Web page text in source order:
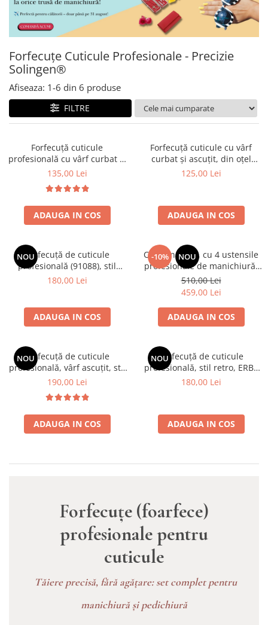
Forfecuțe Cuticule Profesionale - Precizie
Solingen®
Afiseaza: 1-6 din 6 produse
FILTRE
Forfecuță cuticule
profesională cu vârf curbat și
ascuțit, oțel inoxidabil
135,00 Lei
ADAUGA IN COS
Forfecuță cuticule cu vârf
curbat și ascuțit, din oțel
nichelat, Erbe Solingen
125,00 Lei
ADAUGA IN COS
NOUForfecuță de cuticule
profesională (91088), stil
retro, ERBE Premium, Erbe
180,00 Lei
ADAUGA IN COS
-10% NOU
Cub din lemn, cu 4 ustensile
profesionale de manichiură,
Erbe Solingen
510,00 Lei
459,00 Lei
ADAUGA IN COS
NOUForfecuță de cuticule
profesională, vârf ascuțit, stil
retro, ERBE Premium, Erbe
190,00 Lei
ADAUGA IN COS
NOUForfecuță de cuticule
profesională, stil retro, ERBE
Premium, Erbe Solingen
180,00 Lei
ADAUGA IN COS
Forfecuțe (foarfece)
profesionale pentru
cuticule
Tăiere precisă, fără agățare: set complet pentru
manichiură și pedichiură